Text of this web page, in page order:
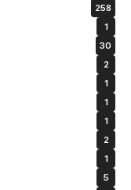
258
1
30
2
1
1
1
2
1
5